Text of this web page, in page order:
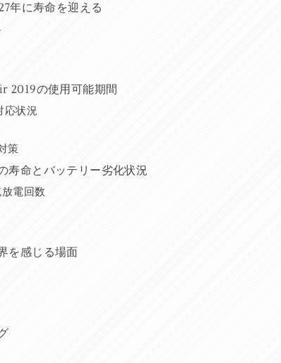
年に寿命を迎える
2019の使用可能期間
応状況
策
寿命とバッテリー劣化状況
電回数
を感じる場面